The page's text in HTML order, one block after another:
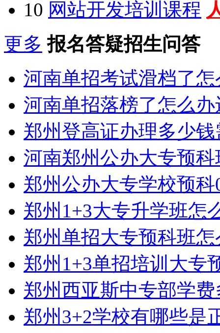
10 网站开发培训课程
更多 报名答疑招生问答
河南单招考试滑档了
河南单招落榜了怎么
郑州登高证办理多少
河南郑州公办大专预
郑州公办大专学校预
郑州1+3大专升学班怎
郑州单招大专预科班
郑州1+3单招培训大专
郑州西亚斯中专部学
郑州3+2学校有哪些是